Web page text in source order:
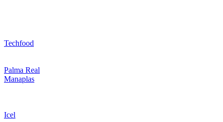
Techfood
Palma Real
Manaplas
Icel